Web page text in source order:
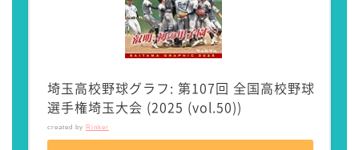
埼玉高校野球グラフ: 第107回 全国高校野球
選手権埼玉大会 (2025 (vol.50))
created by Rinker